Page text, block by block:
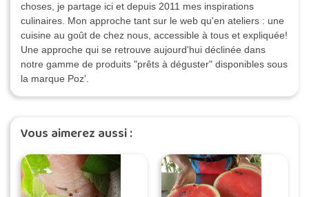
choses, je partage ici et depuis 2011 mes inspirations
culinaires. Mon approche tant sur le web qu'en ateliers : une
cuisine au goût de chez nous, accessible à tous et expliquée!
Une approche qui se retrouve aujourd'hui déclinée dans
notre gamme de produits "prêts à déguster" disponibles sous
la marque Poz'.
Vous aimerez aussi :